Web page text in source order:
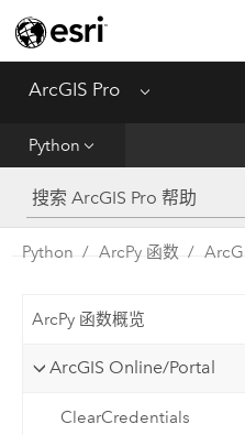
ArcGIS Pro Menu
Python
工具参考
Python
Python ArcPy 函数
ArcPy 函数概览
ArcGIS Online/Portal
ClearCredentials